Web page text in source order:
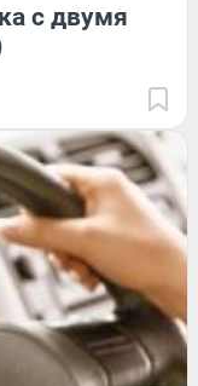
с двумя